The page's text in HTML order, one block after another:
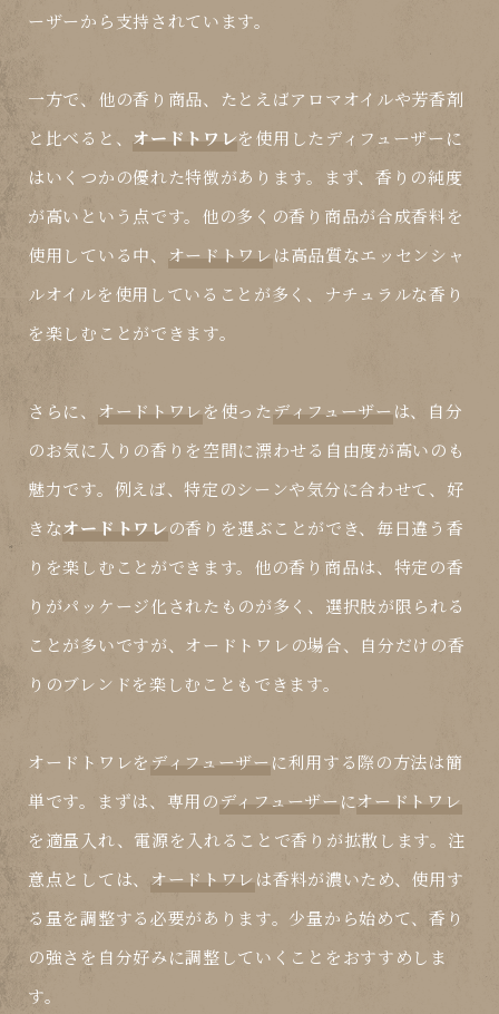
ーザーから支持されています。
一方で、他の香り商品、たとえばアロマオイルや芳香剤
と比べると、 オードトワレを使用した ディフューザーに
はいくつかの優れた特徴があります。まず、香りの純度
が高いという点です。他の多くの香り商品が合成香料を
使用している中、 オードトワレは高品質なエッセンシャ
ルオイルを使用していることが多く、ナチュラルな香り
を楽しむことができます。
さらに、 オードトワレを使った ディフューザーは、自分
のお気に入りの香りを空間に漂わせる自由度が高いのも
魅力です。例えば、特定のシーンや気分に合わせて、好
きなオードトワレの香りを選ぶことができ、毎日違う香
りを楽しむことができます。他の香り商品は、特定の香
りがパッケージ化されたものが多く、選択肢が限られる
ことが多いですが、 オードトワレの場合、自分だけの香
りのブレンドを楽しむこともできます。
オードトワレを ディフューザーに利用する際の方法は簡
単です。まずは、専用のディフューザーにオードトワレ
を適量入れ、電源を入れることで香りが拡散します。注
意点としては、 オードトワレは香料が濃いため、使用す
る量を調整する必要があります。少量から始めて、香り
の強さを自分好みに調整していくことをおすすめしま
す。